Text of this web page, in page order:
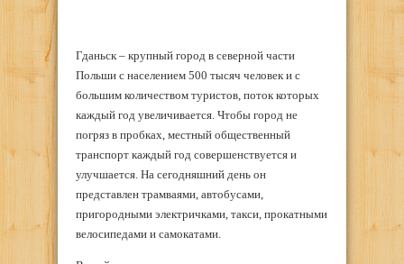
Гданьск – крупный город в северной части
Польши с населением 500 тысяч человек и с
большим количеством туристов, поток которых
каждый год увеличивается. Чтобы город не
погряз в пробках, местный общественный
транспорт каждый год совершенствуется и
улучшается. На сегодняшний день он
представлен трамваями, автобусами,
пригородными электричками, такси, прокатными
велосипедами и самокатами.